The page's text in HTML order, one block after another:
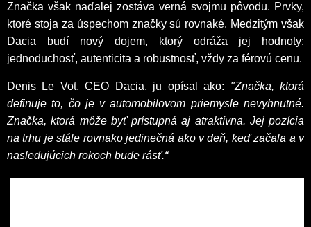
Značka však naďalej zostáva verná svojmu pôvodu. Prvky,
ktoré stoja za úspechom značky sú rovnaké. Medzitým však
Dacia budí nový dojem, ktorý odráža jej hodnoty:
jednoduchosť, autenticita a robustnosť, vždy za férovú cenu.
Denis Le Vot, CEO Dacia, ju opísal ako: "Značka, ktorá
definuje to, čo je v automobilovom priemysle nevyhnutné.
Značka, ktorá môže byť prístupná aj atraktívna. Jej pozícia
na trhu je stále rovnako jedinečná ako v deň, keď začala a v
nasledujúcich rokoch bude rásť.“